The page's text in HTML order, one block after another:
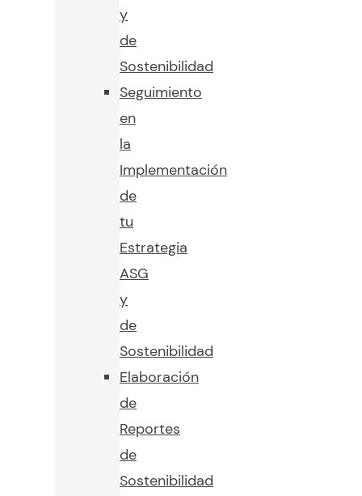
y
de
Sostenibilidad
Seguimiento
en
la
Implementación
de
tu
Estrategia
ASG
y
de
Sostenibilidad
Elaboración
de
Reportes
de
Sostenibilidad